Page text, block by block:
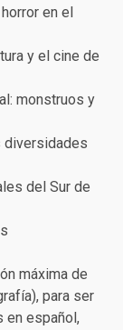
en el
y el cine de
monstruos y
diversidades
del Sur de
máxima de
para ser
en español,